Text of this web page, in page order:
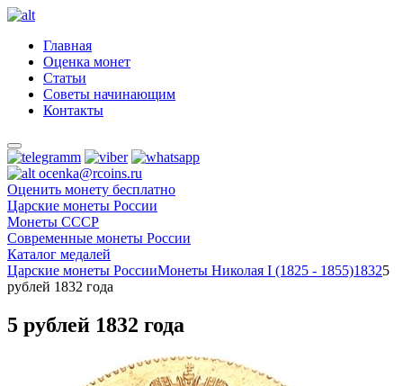
Главная
Оценка монет
Статьи
Советы начинающим
Контакты
ocenka@rcoins.ru
Оценить монету бесплатно
Царские монеты России
Монеты СССР
Современные монеты России
Каталог медалей
Царские монеты РоссииМонеты Николая I (1825 - 1855)18325
рублей 1832 года
5 рублей 1832 года